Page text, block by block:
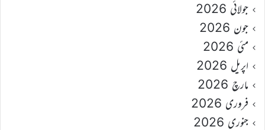
جولائی 2026
جون 2026
مئی 2026
اپریل 2026
مارچ 2026
فروری 2026
جنوری 2026